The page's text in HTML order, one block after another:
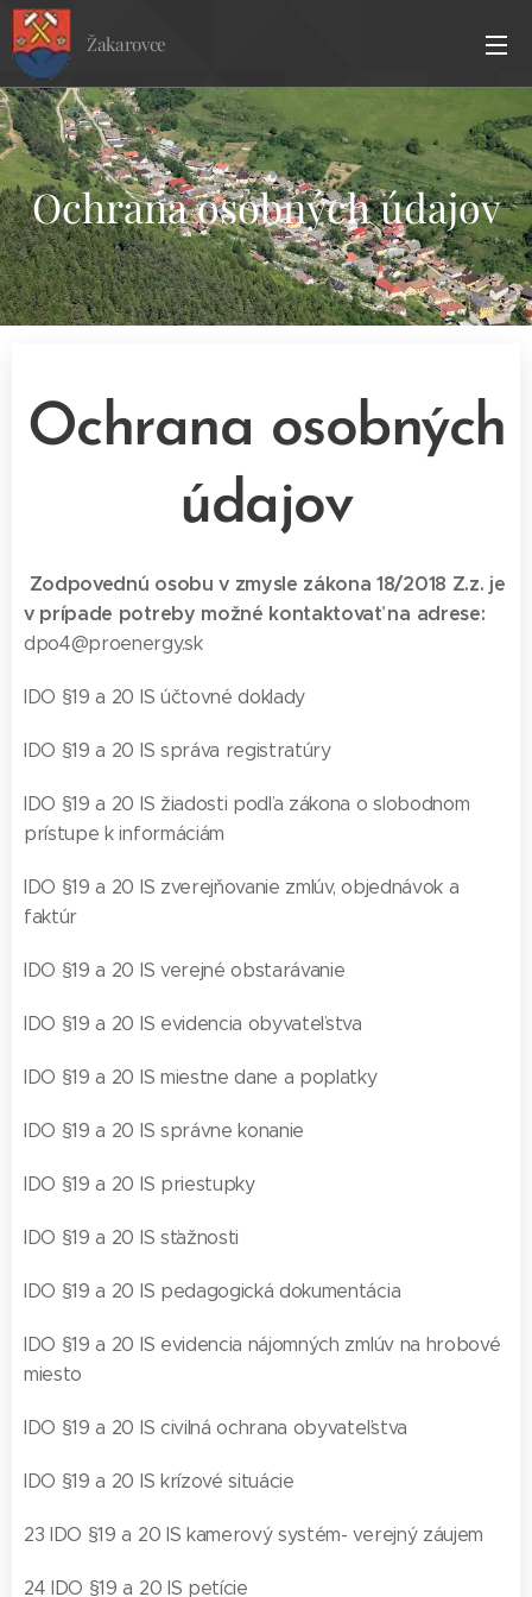
Žakarovce
Ochrana osobných údajov
Ochrana osobných
údajov
Zodpovednú osobu v zmysle zákona 18/2018 Z.z. je
v prípade potreby možné kontaktovať na adrese:
dpo4@proenergy.sk
IDO §19 a 20 IS účtovné doklady
IDO §19 a 20 IS správa registratúry
IDO §19 a 20 IS žiadosti podľa zákona o slobodnom
prístupe k informáciám
IDO §19 a 20 IS zverejňovanie zmlúv, objednávok a
faktúr
IDO §19 a 20 IS verejné obstarávanie
IDO §19 a 20 IS evidencia obyvateľstva
IDO §19 a 20 IS miestne dane a poplatky
IDO §19 a 20 IS správne konanie
IDO §19 a 20 IS priestupky
IDO §19 a 20 IS sťažnosti
IDO §19 a 20 IS pedagogická dokumentácia
IDO §19 a 20 IS evidencia nájomných zmlúv na hrobové
miesto
IDO §19 a 20 IS civilná ochrana obyvateľstva
IDO §19 a 20 IS krízové situácie
23 IDO §19 a 20 IS kamerový systém- verejný záujem
24 IDO §19 a 20 IS petície